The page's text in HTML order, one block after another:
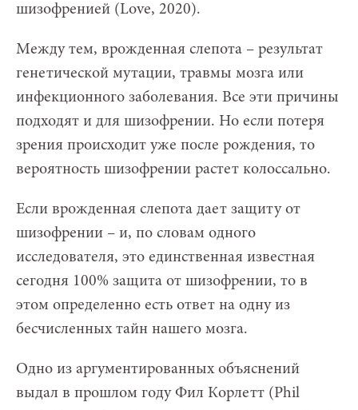
шизофренией (Love, 2020).
Между тем, врожденная слепота – результат
генетической мутации, травмы мозга или
инфекционного заболевания. Все эти причины
подходят и для шизофрении. Но если потеря
зрения происходит уже после рождения, то
вероятность шизофрении растет колоссально.
Если врожденная слепота дает защиту от
шизофрении – и, по словам одного
исследователя, это единственная известная
сегодня 100% защита от шизофрении, то в
этом определенно есть ответ на одну из
бесчисленных тайн нашего мозга.
Одно из аргументированных объяснений
выдал в прошлом году Фил Корлетт (Phil